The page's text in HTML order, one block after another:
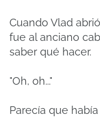
Cuando Vlad
fue al anciano
saber qué hacer.
"Oh, oh..."
Parecía que